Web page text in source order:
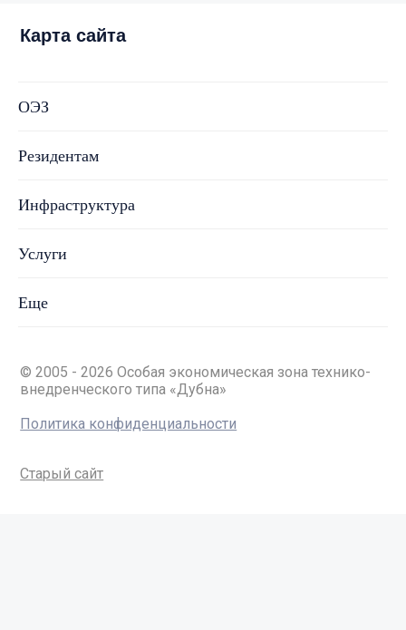
Карта сайта
ОЭЗ
Резидентам
Инфраструктура
Услуги
Еще
© 2005 - 2026 Особая экономическая зона технико-
внедренческого типа «Дубна»
Политика конфиденциальности
Старый сайт